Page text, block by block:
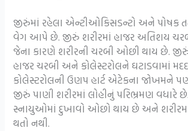
જીરુંમાં રહેલા એન્ટીઓકિસડન્ટો અને પોષક
વેગ આપે છે. જીરું શરીરમાં હાજર અતિશય
જેના કારણે શરીરની ચરબી ઓછી થાય છે. જીરું
હાજર ચરબી અને કોલેસ્ટરોલને ઘટાડવામાં
કોલેસ્ટરોલની ઉણપ હાર્ટ એટેકના જોખમને
જીરું પાણી શરીરમાં લોહીનું પરિભ્રમણ વધારે
સ્નાયુઓમાં દુખાવો ઓછો થાય છે અને શરીરમાં
થતો નથી.